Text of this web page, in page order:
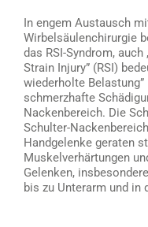
In engem Austausch
Wirbelsäulenchirurgie
das RSI-Syndrom, auch
Strain Injury” (RSI)
wiederholte
schmerzhafte
Nackenbereich. Die
Schulter-
Handgelenke geraten
Muskelverhärtungen
Gelenken,
bis zu Unterarm und in